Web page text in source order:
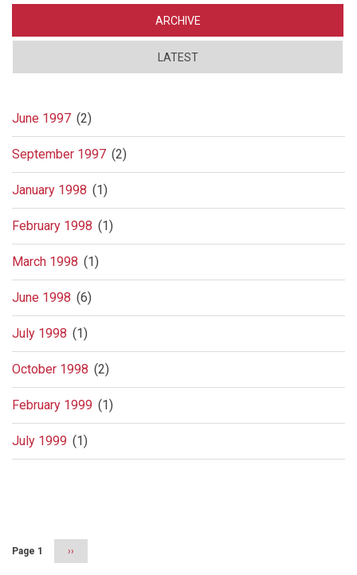
Strandskogen
Sandberg
ARCHIVE
LATEST
June 1997 (2)
September 1997 (2)
January 1998 (1)
February 1998 (1)
March 1998 (1)
June 1998 (6)
July 1998 (1)
October 1998 (2)
February 1999 (1)
July 1999 (1)
Page 1
Next
››